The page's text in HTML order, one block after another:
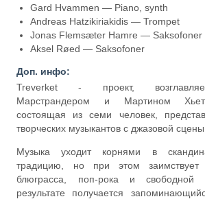
Gard Hvammen — Piano, synth
Andreas Hatzikiriakidis — Trompet
Jonas Flemsæter Hamre — Saksofoner
Aksel Røed — Saksofoner
Доп. инфо:
Treverket - проект,
Марстрандером и Мартином
состоящая из семи человек,
творческих музыкантов с джазовой сцены
Музыка уходит корнями в
традицию, но при этом заимствует
блюграсса, поп-рока и свободной
результате получается